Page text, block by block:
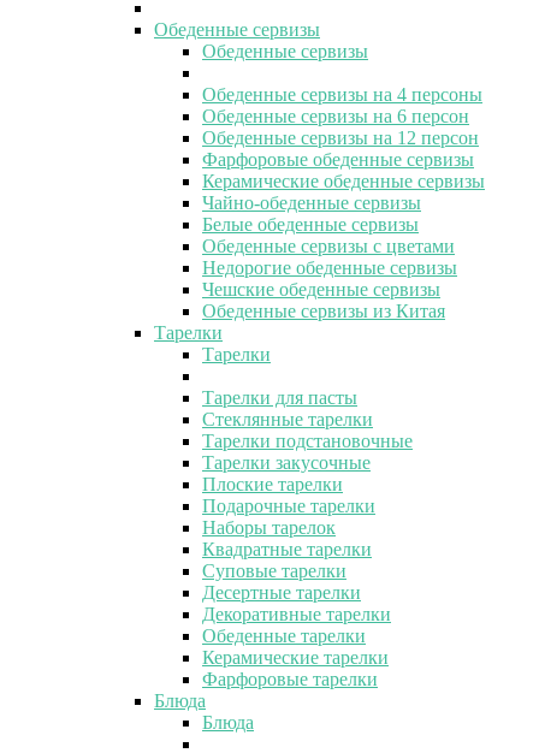
Обеденные сервизы
Обеденные сервизы
Обеденные сервизы на 4 персоны
Обеденные сервизы на 6 персон
Обеденные сервизы на 12 персон
Фарфоровые обеденные сервизы
Керамические обеденные сервизы
Чайно-обеденные сервизы
Белые обеденные сервизы
Обеденные сервизы с цветами
Недорогие обеденные сервизы
Чешские обеденные сервизы
Обеденные сервизы из Китая
Тарелки
Тарелки
Тарелки для пасты
Стеклянные тарелки
Тарелки подстановочные
Тарелки закусочные
Плоские тарелки
Подарочные тарелки
Наборы тарелок
Квадратные тарелки
Суповые тарелки
Десертные тарелки
Декоративные тарелки
Обеденные тарелки
Керамические тарелки
Фарфоровые тарелки
Блюда
Блюда